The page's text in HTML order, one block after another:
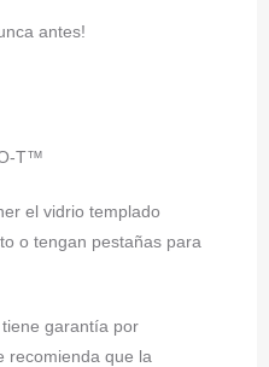
antes!
T™
el vidrio templado
o tengan pestañas para
garantía por
recomienda que la